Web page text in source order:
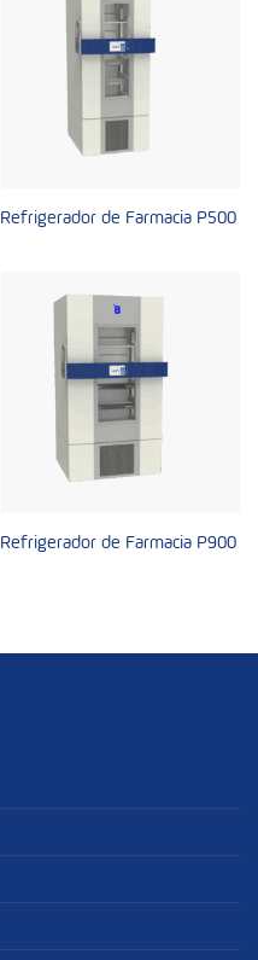
Refrigerador de Farmacia P500
Refrigerador de Farmacia P900